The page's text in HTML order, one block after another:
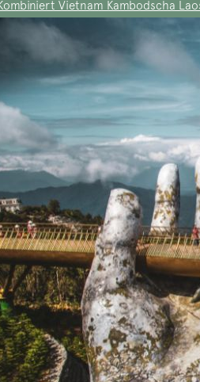
Vietnam Kambodscha
of Serviceand
.
the terms and conditions
to the next step